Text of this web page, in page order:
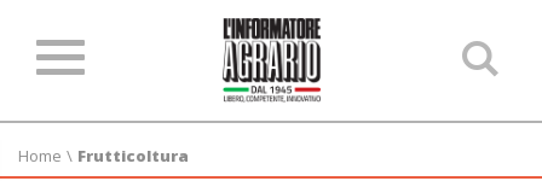
Home \ Frutticoltura